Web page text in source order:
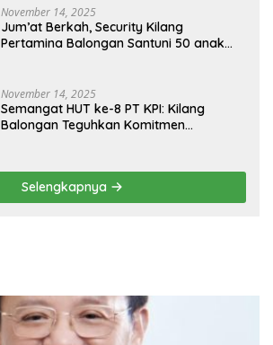
November 14, 2025
Jum’at Berkah, Security Kilang
Pertamina Balongan Santuni 50 anak
November 14, 2025
Semangat HUT ke-8 PT KPI: Kilang
Balongan Teguhkan Komitmen
Pendidikan
Selengkapnya